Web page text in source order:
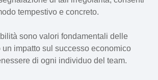
tempestivo e concreto.
sono valori fondamentali delle
impatto sul successo economico
di ogni individuo del team.